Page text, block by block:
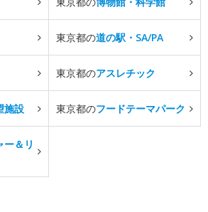
東京都の道の駅・SA/PA
東京都のアスレチック
施設 東京都のフードテーマパーク
ー＆リ